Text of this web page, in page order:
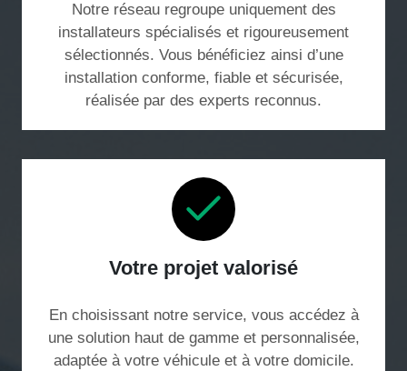
Notre réseau regroupe uniquement des
installateurs spécialisés et rigoureusement
sélectionnés. Vous bénéficiez ainsi d’une
installation conforme, fiable et sécurisée,
réalisée par des experts reconnus.
Votre projet valorisé
En choisissant notre service, vous accédez à
une solution haut de gamme et personnalisée,
adaptée à votre véhicule et à votre domicile.